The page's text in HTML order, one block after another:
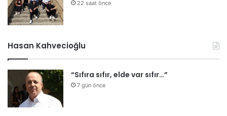
22 saat önce
Hasan Kahvecioğlu
“Sıfıra sıfır, elde var sıfır…”
7 gün önce